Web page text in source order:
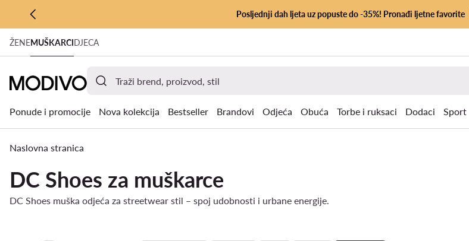
PRIJEĐI NA GLAVNI SADRŽAJ
PRIJEĐI NA PRETRAŽIVANJE
Posljednji dah ljeta uz popuste do -35%! Pronađi ljetne favorite
ŽENEMUŠKARCIDJECA
Ponude i promocije Nova kolekcija Bestseller Brandovi Odjeća Obuća Torbe i ruksaci Dodaci Sport
Naslovna stranica
DC Shoes za muškarce
DC Shoes muška odjeća za streetwear stil – spoj udobnosti i urbane energije.